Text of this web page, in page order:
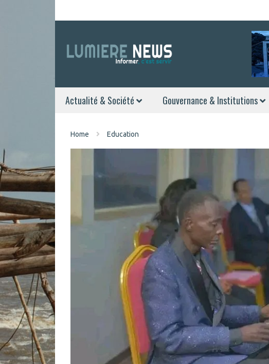
Actualité & Société Gouvernance & Institutions
Home Education